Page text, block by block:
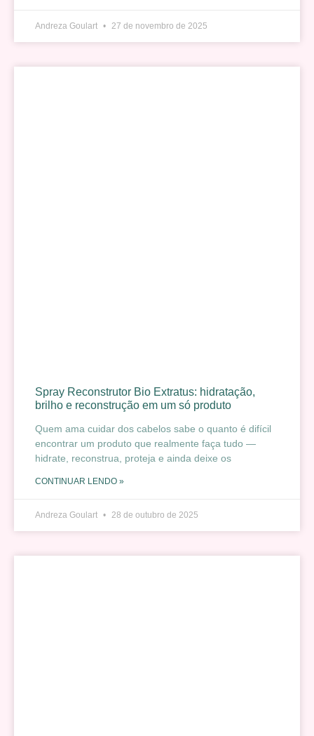
Andreza Goulart 27 de novembro de 2025
Spray Reconstrutor Bio Extratus: hidratação,
brilho e reconstrução em um só produto
Quem ama cuidar dos cabelos sabe o quanto é difícil
encontrar um produto que realmente faça tudo —
hidrate, reconstrua, proteja e ainda deixe os
CONTINUAR LENDO »
Andreza Goulart 28 de outubro de 2025